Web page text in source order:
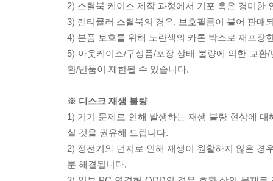
2) 스틸북 케이스 제작 과정에서 기포 혹은 경미한
3) 렌티큘러 스틸북의 경우, 보호필름이 붙어 판매
4) 본품 보호를 위해 노란색의 카톤 박스로 재포장
5) 아웃케이스/구성품/포장 상태 불량에 의한 교
환/반품이 제한될 수 있습니다.
※ 디스크 재생 불량
1) 기기 문제로 인해 발생하는 재생 불량 현상에
실 것을 권유해 드립니다.
2) 정전기와 먼지로 인해 재생이 원활하지 않은 경
분 해결됩니다.